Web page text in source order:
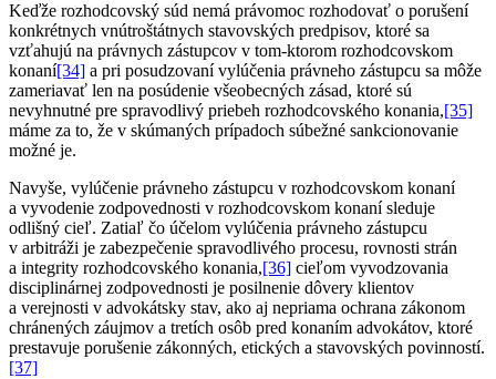
Keďže rozhodcovský súd nemá právomoc rozhodovať o porušení
konkrétnych vnútroštátnych stavovských predpisov, ktoré sa
vzťahujú na právnych zástupcov v tom-ktorom rozhodcovskom
konaní[34] a pri posudzovaní vylúčenia právneho zástupcu sa môže
zameriavať len na posúdenie všeobecných zásad, ktoré sú
nevyhnutné pre spravodlivý priebeh rozhodcovského konania,[35]
máme za to, že v skúmaných prípadoch súbežné sankcionovanie
možné je.
Navyše, vylúčenie právneho zástupcu v rozhodcovskom konaní
a vyvodenie zodpovednosti v rozhodcovskom konaní sleduje
odlišný cieľ. Zatiaľ čo účelom vylúčenia právneho zástupcu
v arbitráži je zabezpečenie spravodlivého procesu, rovnosti strán
a integrity rozhodcovského konania,[36] cieľom vyvodzovania
disciplinárnej zodpovednosti je posilnenie dôvery klientov
a verejnosti v advokátsky stav, ako aj nepriama ochrana zákonom
chránených záujmov a tretích osôb pred konaním advokátov, ktoré
prestavuje porušenie zákonných, etických a stavovských povinností.
[37]